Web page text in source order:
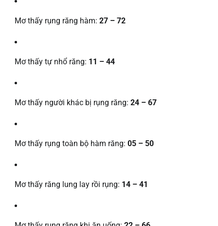
Mơ thấy rụng răng hàm: 27 – 72
Mơ thấy tự nhổ răng: 11 – 44
Mơ thấy người khác bị rụng răng: 24 – 67
Mơ thấy rụng toàn bộ hàm răng: 05 – 50
Mơ thấy răng lung lay rồi rụng: 14 – 41